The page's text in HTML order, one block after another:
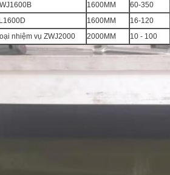
1600MM 60-350
1600MM 16-120
nhiệm vụ ZWJ2000
2000MM 10 - 100